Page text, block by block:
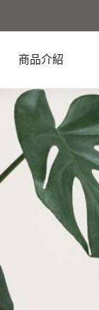
商品介紹